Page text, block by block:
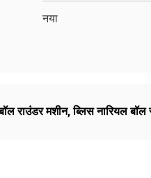
नया
राउंडर मशीन,ब्लिस नारियल बॉल